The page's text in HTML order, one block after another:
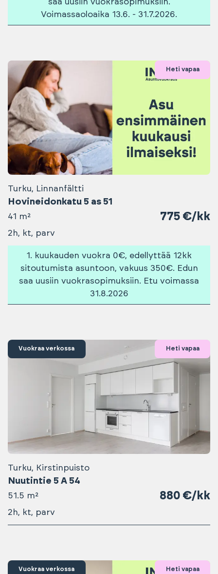
saa uusiin vuokrasopimuksiin.
Voimassaoloaika 13.6. - 31.7.2026.
Heti vapaa
Turku, Linnanfältti
Hovineidonkatu 5 as 51
41 m² 775 €/kk
2h, kt, parv
1. kuukauden vuokra 0€, edellyttää 12kk
sitoutumista asuntoon, vakuus 350€. Edun
saa uusiin vuokrasopimuksiin. Etu voimassa
31.8.2026
Vuokraa verkossa Heti vapaa
Turku, Kirstinpuisto
Nuutintie 5 A 54
51.5 m² 880 €/kk
2h, kt, parv
Vuokraa verkossa Heti vapaa